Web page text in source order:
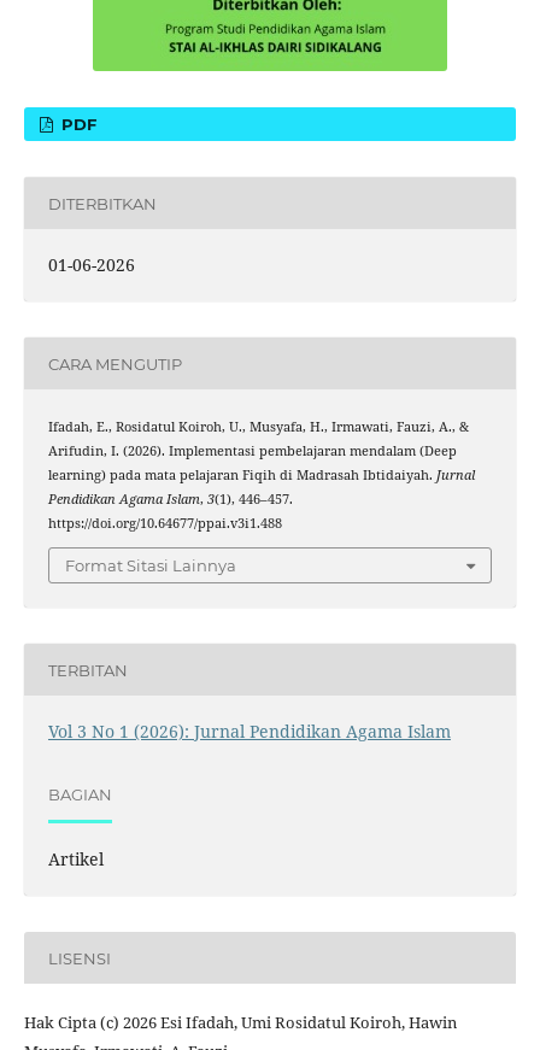
PDF
DITERBITKAN
01-06-2026
CARA MENGUTIP
Ifadah, E., Rosidatul Koiroh, U., Musyafa, H., Irmawati, Fauzi, A., &
Arifudin, I. (2026). Implementasi pembelajaran mendalam (Deep
learning) pada mata pelajaran Fiqih di Madrasah Ibtidaiyah. Jurnal
Pendidikan Agama Islam, 3(1), 446–457.
https://doi.org/10.64677/ppai.v3i1.488
Format Sitasi Lainnya
TERBITAN
Vol 3 No 1 (2026): Jurnal Pendidikan Agama Islam
BAGIAN
Artikel
LISENSI
Hak Cipta (c) 2026 Esi Ifadah, Umi Rosidatul Koiroh, Hawin